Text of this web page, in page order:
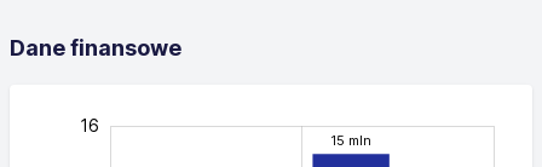
Dane finansowe
15 mln
16